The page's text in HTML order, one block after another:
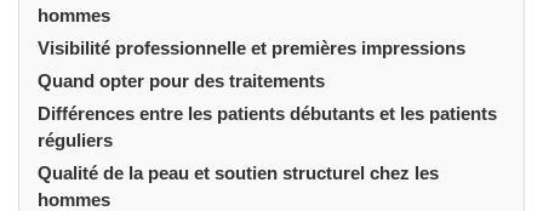
hommes
Visibilité professionnelle et premières impressions
Quand opter pour des traitements
Différences entre les patients débutants et les patients
réguliers
Qualité de la peau et soutien structurel chez les
hommes